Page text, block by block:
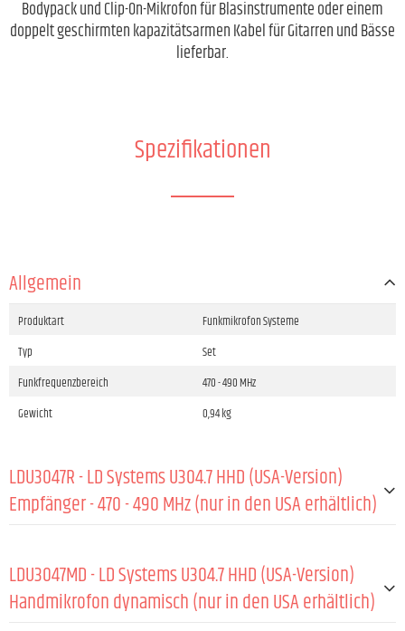
Bodypack und Clip-On-Mikrofon für Blasinstrumente oder einem
doppelt geschirmten kapazitätsarmen Kabel für Gitarren und Bässe
lieferbar.
Spezifikationen
Allgemein
Produktart
Funkmikrofon Systeme
Typ
Set
Funkfrequenzbereich
470 - 490 MHz
Gewicht
0,94 kg
LDU3047R - LD Systems U304.7 HHD (USA-Version)
Empfänger - 470 - 490 MHz (nur in den USA erhältlich)
Material
Stahlblech
LDU3047MD - LD Systems U304.7 HHD (USA-Version)
Handmikrofon dynamisch (nur in den USA erhältlich)